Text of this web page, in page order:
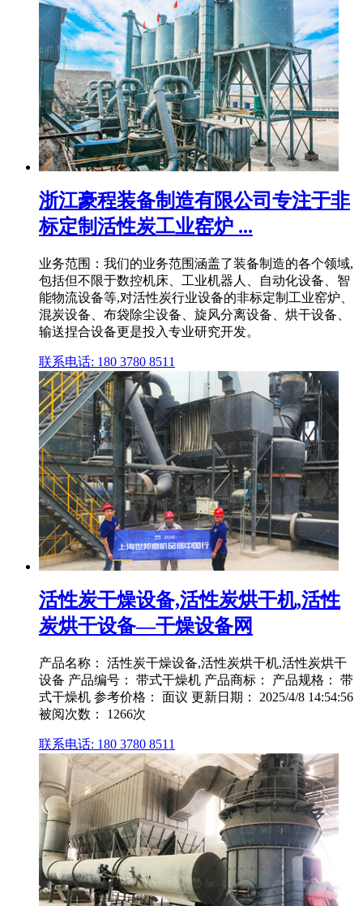
浙江豪程装备制造有限公司专注于非
标定制活性炭工业窑炉 ...
业务范围：我们的业务范围涵盖了装备制造的各个领域,
包括但不限于数控机床、工业机器人、自动化设备、智
能物流设备等,对活性炭行业设备的非标定制工业窑炉、
混炭设备、布袋除尘设备、旋风分离设备、烘干设备、
输送捏合设备更是投入专业研究开发。
联系电话: 180 3780 8511
活性炭干燥设备,活性炭烘干机,活性
炭烘干设备—干燥设备网
产品名称： 活性炭干燥设备,活性炭烘干机,活性炭烘干
设备 产品编号： 带式干燥机 产品商标： 产品规格： 带
式干燥机 参考价格： 面议 更新日期： 2025/4/8 14:54:56
被阅次数： 1266次
联系电话: 180 3780 8511